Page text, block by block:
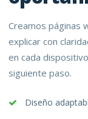
Creamos páginas
explicar con
en cada
siguiente paso.
Diseño